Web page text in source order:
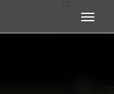
展開選單